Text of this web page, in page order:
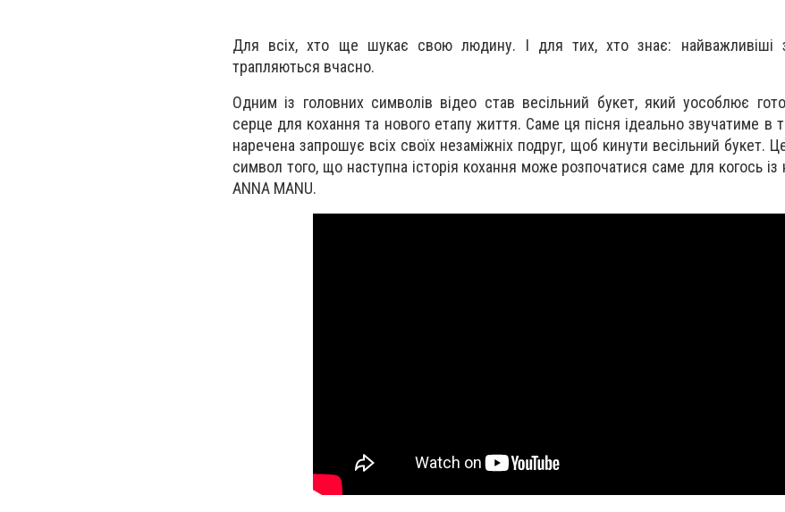
Для всіх, хто ще шукає свою людину. І для тих, хто знає: найважливіші
трапляються вчасно.
Одним із головних символів відео став весільний букет, який уособлює
серце для кохання та нового етапу життя. Саме ця пісня ідеально звучатиме в
наречена запрошує всіх своїх незаміжніх подруг, щоб кинути весільний букет.
символ того, що наступна історія кохання може розпочатися саме для когось із
ANNA MANU.